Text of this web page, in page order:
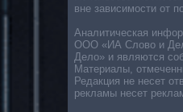
вне зависимости от
Аналитическая
ООО «ИА Слово и
Дело» и являются
Материалы,
Редакция не несет
рекламы несет